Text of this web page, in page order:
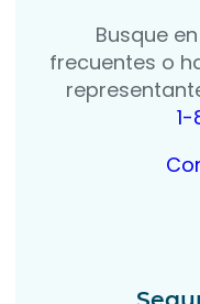
Busque
frecuentes o
1-